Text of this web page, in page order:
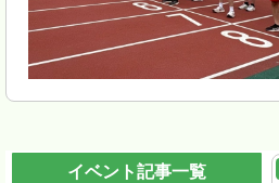
イベント記事一覧